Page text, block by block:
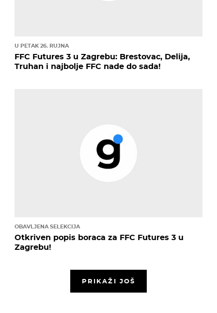
U PETAK 26. RUJNA
FFC Futures 3 u Zagrebu: Brestovac, Delija,
Truhan i najbolje FFC nade do sada!
OBAVLJENA SELEKCIJA
Otkriven popis boraca za FFC Futures 3 u
Zagrebu!
PRIKAŽI JOŠ